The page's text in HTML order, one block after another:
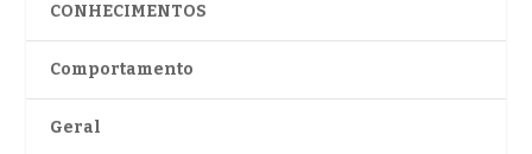
CONHECIMENTOS
Comportamento
Geral